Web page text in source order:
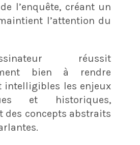
l’enquête, créant un
l’attention du
réussit
bien à rendre
intelligibles les enjeux
et historiques,
des concepts abstraits